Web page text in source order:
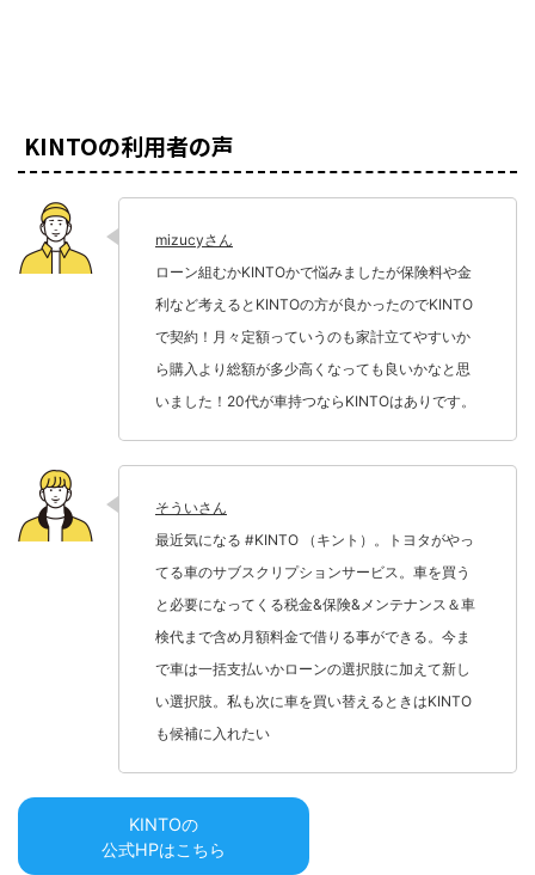
KINTOの利用者の声
mizucyさん
ローン組むかKINTOかで悩みましたが保険料や金
利など考えるとKINTOの方が良かったのでKINTO
で契約！月々定額っていうのも家計立てやすいか
ら購入より総額が多少高くなっても良いかなと思
いました！20代が車持つならKINTOはありです。
そういさん
最近気になる #KINTO （キント）。トヨタがやっ
てる車のサブスクリプションサービス。車を買う
と必要になってくる税金&保険&メンテナンス＆車
検代まで含め月額料金で借りる事ができる。今ま
で車は一括支払いかローンの選択肢に加えて新し
い選択肢。私も次に車を買い替えるときはKINTO
も候補に入れたい
KINTOの
公式HPはこちら